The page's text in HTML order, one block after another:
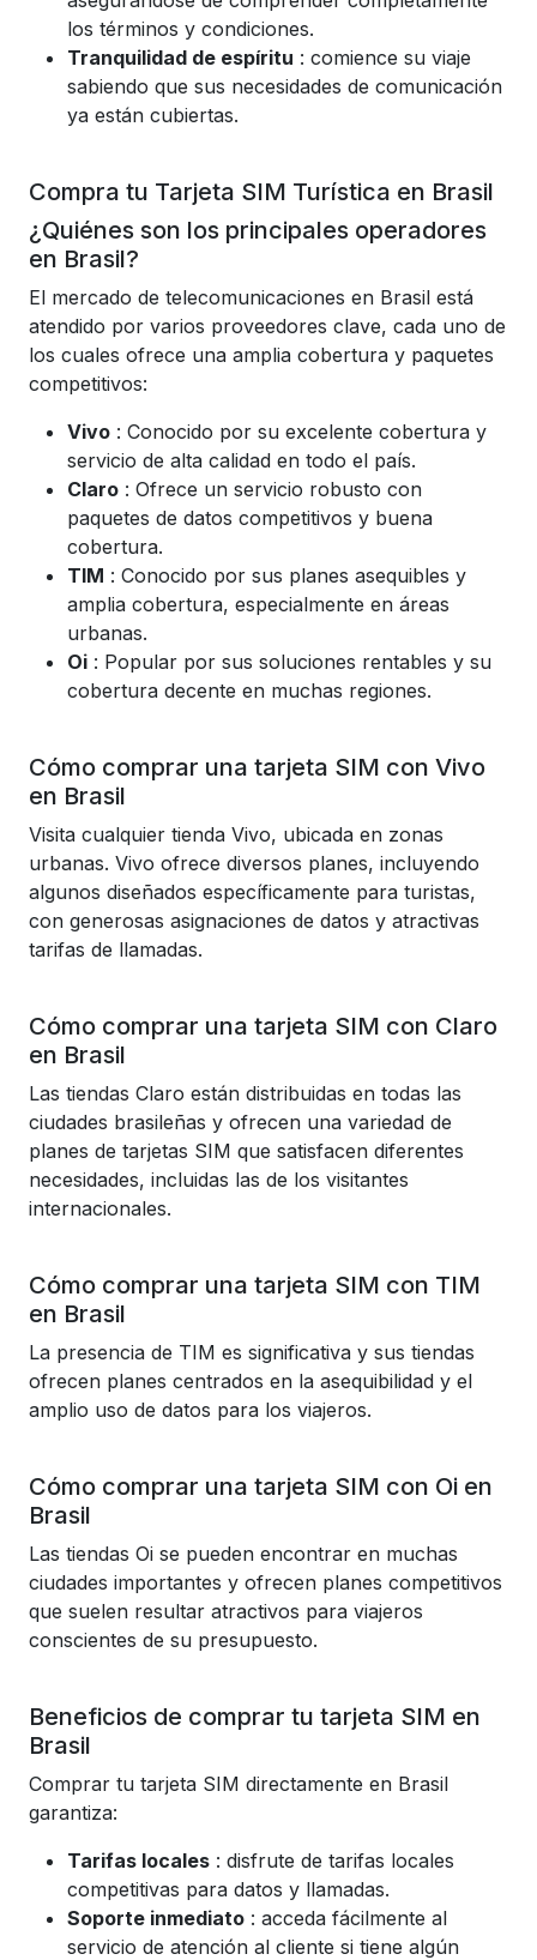
los términos y condiciones.
Tranquilidad de espíritu : comience su viaje
sabiendo que sus necesidades de comunicación
ya están cubiertas.
Compra tu Tarjeta SIM Turística en Brasil
¿Quiénes son los principales operadores
en Brasil?
El mercado de telecomunicaciones en Brasil está
atendido por varios proveedores clave, cada uno de
los cuales ofrece una amplia cobertura y paquetes
competitivos:
Vivo : Conocido por su excelente cobertura y
servicio de alta calidad en todo el país.
Claro : Ofrece un servicio robusto con
paquetes de datos competitivos y buena
cobertura.
TIM : Conocido por sus planes asequibles y
amplia cobertura, especialmente en áreas
urbanas.
Oi : Popular por sus soluciones rentables y su
cobertura decente en muchas regiones.
Cómo comprar una tarjeta SIM con Vivo
en Brasil
Visita cualquier tienda Vivo, ubicada en zonas
urbanas. Vivo ofrece diversos planes, incluyendo
algunos diseñados específicamente para turistas,
con generosas asignaciones de datos y atractivas
tarifas de llamadas.
Cómo comprar una tarjeta SIM con Claro
en Brasil
Las tiendas Claro están distribuidas en todas las
ciudades brasileñas y ofrecen una variedad de
planes de tarjetas SIM que satisfacen diferentes
necesidades, incluidas las de los visitantes
internacionales.
Cómo comprar una tarjeta SIM con TIM
en Brasil
La presencia de TIM es significativa y sus tiendas
ofrecen planes centrados en la asequibilidad y el
amplio uso de datos para los viajeros.
Cómo comprar una tarjeta SIM con Oi en
Brasil
Las tiendas Oi se pueden encontrar en muchas
ciudades importantes y ofrecen planes competitivos
que suelen resultar atractivos para viajeros
conscientes de su presupuesto.
Beneficios de comprar tu tarjeta SIM en
Brasil
Comprar tu tarjeta SIM directamente en Brasil
garantiza:
Tarifas locales : disfrute de tarifas locales
competitivas para datos y llamadas.
Soporte inmediato : acceda fácilmente al
servicio de atención al cliente si tiene algún